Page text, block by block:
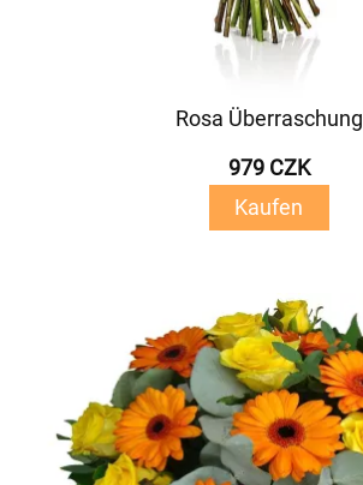
Rosa Überraschung
979 CZK
Kaufen